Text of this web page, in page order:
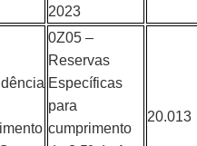
2023
0Z05 –
Reservas
Específicas
para
cumprimento
20.013